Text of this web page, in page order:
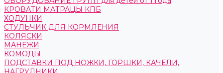
КРОВАТИ МАТРАЦЫ КПБ
ХОДУНКИ
СТУЛЬЧИК ДЛЯ КОРМЛЕНИЯ
КОЛЯСКИ
МАНЕЖИ
КОМОДЫ
ПОДСТАВКИ ПОД НОЖКИ, ГОРШКИ, КАЧЕЛИ,